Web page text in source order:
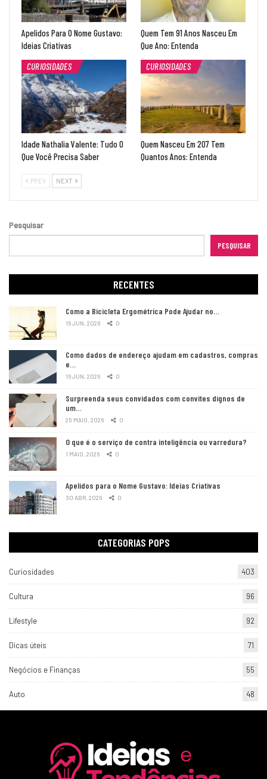
Apelidos Para O Nome Gustavo:
Ideias Criativas
Quem Tem 91 Anos Nasceu Em
Que Ano: Entenda
CURIOSIDADES
Idade Nathalia Valente: Tudo O
Que Você Precisa Saber
CURIOSIDADES
Quem Nasceu Em 207 Tem
Quantos Anos: Entenda
PREV NEXT
Pesquisar
PESQUISAR
RECENTES
Como a Bicicleta Ergométrica Pode Ajudar no…
16 JUN, 2026 0
Como dados de endereço ajudam em cadastros, compras
e…
16 JUN, 2026 0
Surpreenda seus convidados com convites dignos de
um…
25 MAIO, 2026 0
O que é o serviço de contra inteligência ou varredura?
1 MAIO, 2026 0
Apelidos para o Nome Gustavo: Ideias Criativas
30 ABR, 2026 0
CATEGORIAS POPS
Curiosidades 403
Cultura 96
Lifestyle 92
Dicas úteis 71
Negócios e Finanças 55
Auto 48